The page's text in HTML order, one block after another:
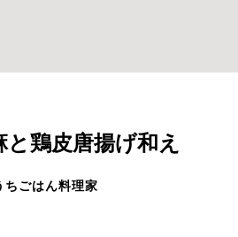
鶏皮唐揚げ和え
ちごはん料理家